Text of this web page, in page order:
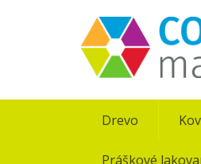
Drevo
Práškové